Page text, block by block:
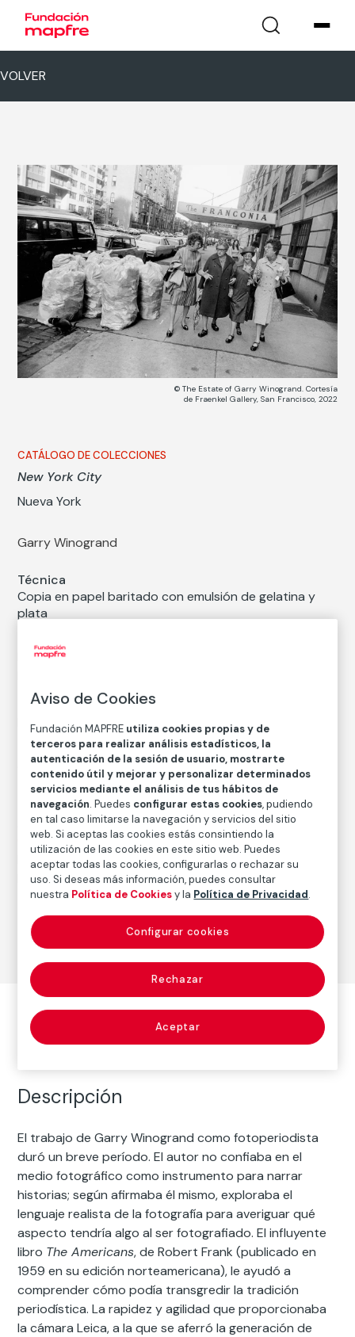
VOLVER
© The Estate of Garry Winogrand. Cortesía
de Fraenkel Gallery, San Francisco, 2022
CATÁLOGO DE COLECCIONES
New York City
Nueva York
Garry Winogrand
Técnica
Copia en papel baritado con emulsión de gelatina y
plata
Medidas mancha: 22 × 32,8 cm
Inventario
FM002146
Fecha
ca. 1970/1970
Autor
Garry Winogrand
Nacimiento: Nueva York, 1924
Fallecimiento: Tijuana, México, 1984
Fotografía
Descripción
El trabajo de Garry Winogrand como fotoperiodista
duró un breve período. El autor no confiaba en el
medio fotográfico como instrumento para narrar
historias; según afirmaba él mismo, exploraba el
lenguaje realista de la fotografía para averiguar qué
aspecto tendría algo al ser fotografiado. El influyente
libro The Americans, de Robert Frank (publicado en
1959 en su edición norteamericana), le ayudó a
comprender cómo podía transgredir la tradición
periodística. La rapidez y agilidad que proporcionaba
la cámara Leica, a la que se aferró la generación de
Aviso de Cookies
Fundación MAPFRE utiliza cookies propias y de
terceros para realizar análisis estadísticos, la
autenticación de la sesión de usuario, mostrarte
contenido útil y mejorar y personalizar determinados
servicios mediante el análisis de tus hábitos de
navegación. Puedes configurar estas cookies, pudiendo
en tal caso limitarse la navegación y servicios del sitio
web. Si aceptas las cookies estás consintiendo la
utilización de las cookies en este sitio web. Puedes
aceptar todas las cookies, configurarlas o rechazar su
uso. Si deseas más información, puedes consultar
nuestra Política de Cookiesy la Política de Privacidad.
Rechazar
Aceptar
Configurar cookies